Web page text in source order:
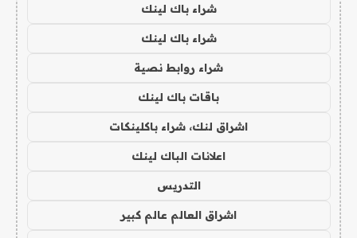
شراء باك لينك
شراء باك لينك
شراء روابط نصية
باقات باك لينك
اشراق لنك، شراء باكلينكات
اعلانات الباك لينك
التدريس
اشراق العالم عالم كبير